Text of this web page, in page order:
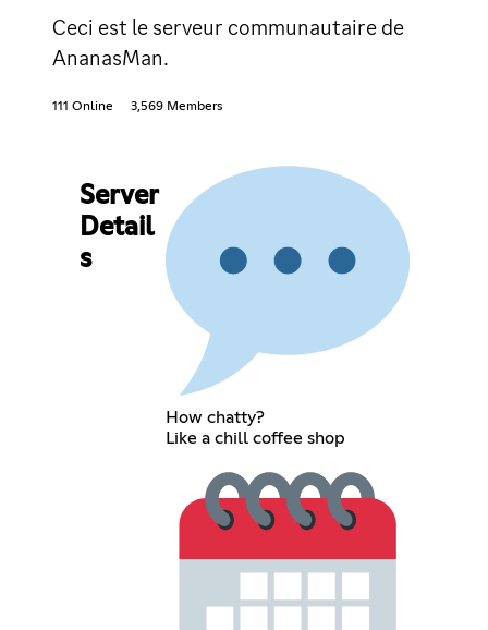
Ceci est le serveur communautaire de
AnanasMan.
111 Online 3,569 Members
Server
Detail
s
How chatty?
Like a chill coffee shop